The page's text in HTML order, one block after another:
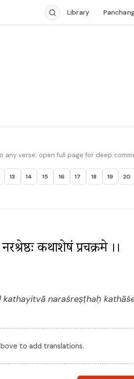
Library
any verse; open full page for deep
13 14 15 16 17 18 19 20
कथाशेषं प्रचक्रमे ।।
naraśreṣṭhaḥ
to add translations.